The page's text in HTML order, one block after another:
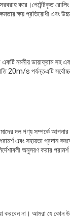
করে।পেটেন্টকৃত
ক্ষয় প্রতিরোধী এবং উচ্চ
একটি নমনীয় ডায়াফ্রাম সহ
20m/s পর্যন্তএটি সর্বোচ্চ
দল পণ্য সম্পর্কে
এবং সহায়তা প্রদান
অনুসরণ করার
করবেন না। আমরা যে কোন